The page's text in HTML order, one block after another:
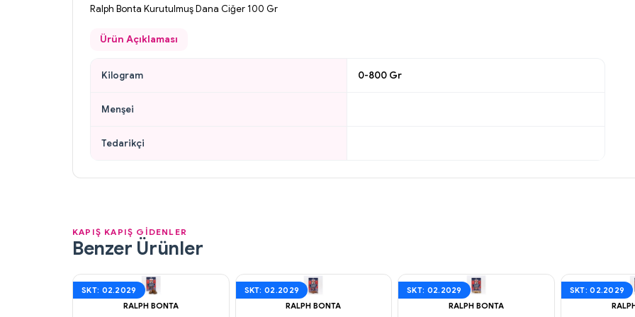
Ralph Bonta Kurutulmuş Dana Ciğer 100 Gr
Ürün Açıklaması
Kilogram 0-800 Gr
Menşei
Tedarikçi
KAPIŞ KAPIŞ GİDENLER
Benzer Ürünler
SKT: 02.2029
RALPH BONTA
SKT: 02.2029
RALPH BONTA
SKT: 02.2029
RALPH BONTA
SKT: 02.2029